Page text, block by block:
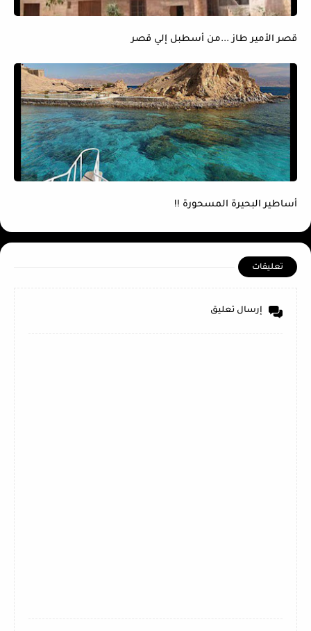
قصر الأمير طاز ...من أسطبل إلي قصر
أساطير البحيرة المسحورة !!
تعليقات
إرسال تعليق